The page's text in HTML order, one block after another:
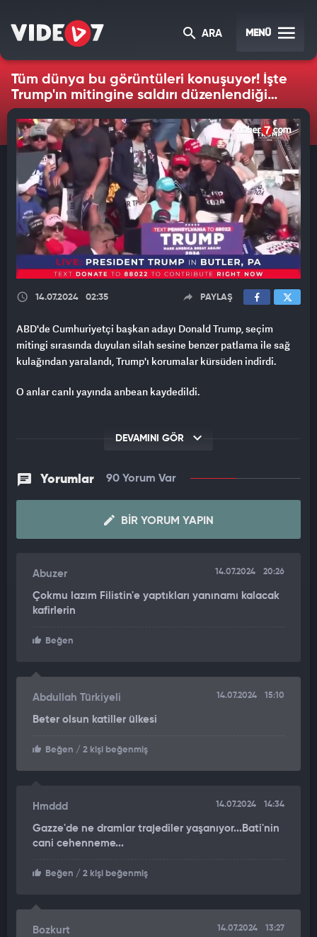
ARA MENÜ
Tüm dünya bu görüntüleri konuşuyor! İşte
Trump'ın mitingine saldırı düzenlendiği
anlar
14.07.2024 02:35 PAYLAŞ
ABD'de Cumhuriyetçi başkan adayı Donald Trump, seçim
mitingi sırasında duyulan silah sesine benzer patlama ile sağ
kulağından yaralandı, Trump'ı korumalar kürsüden indirdi.
O anlar canlı yayında anbean kaydedildi.
DEVAMINI GÖR
Yorumlar 90 Yorum Var
BIR YORUM YAPIN
Abuzer 14.07.2024 20:26
Çokmu lazım Filistin'e yaptıkları yanınamı kalacak
kafirlerin
Beğen
Abdullah Türkiyeli 14.07.2024 15:10
Beter olsun katiller ülkesi
Beğen / 2 kişi beğenmiş
Hmddd 14.07.2024 14:34
Gazze'de ne dramlar trajediler yaşanıyor...Bati'nin
cani cehenneme...
Beğen / 2 kişi beğenmiş
Bozkurt 14.07.2024 13:27